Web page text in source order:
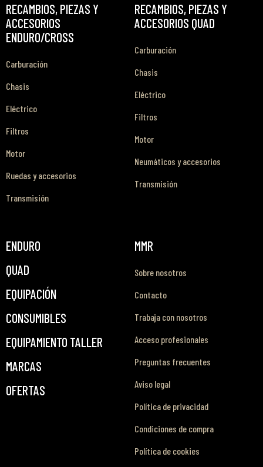
RECAMBIOS, PIEZAS Y
ACCESORIOS
ENDURO/CROSS
Carburación
Chasis
Eléctrico
Filtros
Motor
Ruedas y accesorios
Transmisión
RECAMBIOS, PIEZAS Y
ACCESORIOS QUAD
Carburación
Chasis
Eléctrico
Filtros
Motor
Neumáticos y accesorios
Transmisión
ENDURO
QUAD
EQUIPACIÓN
CONSUMIBLES
EQUIPAMIENTO TALLER
MARCAS
OFERTAS
MMR
Sobre nosotros
Contacto
Trabaja con nosotros
Acceso profesionales
Preguntas frecuentes
Aviso legal
Política de privacidad
Condiciones de compra
Política de cookies